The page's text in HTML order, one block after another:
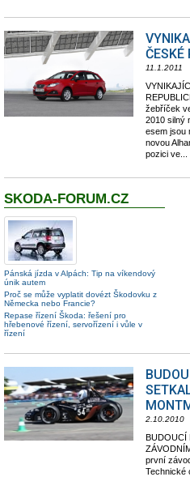
ČESKÉ
11.1.2011
žebříček
2010 silný
esem jsou
novou
pozici ve...
SKODA-FORUM.CZ
Pánská jízda v Alpách: Tip na víkendový
únik autem
Proč se může vyplatit dovézt Škodovku z
Německa nebo Francie?
Repase řízení Škoda: řešení pro
hřebenové řízení, servořízení i vůle v
řízení
2.10.2010
BUDOUCÍ
první
Technické